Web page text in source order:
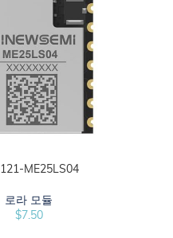
ME25LS04
로라 모듈
$7.50